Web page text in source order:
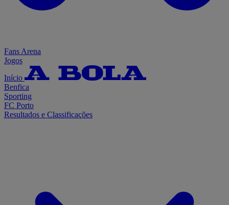
Fans Arena
Jogos
Início
Benfica
Sporting
FC Porto
Resultados e Classificações